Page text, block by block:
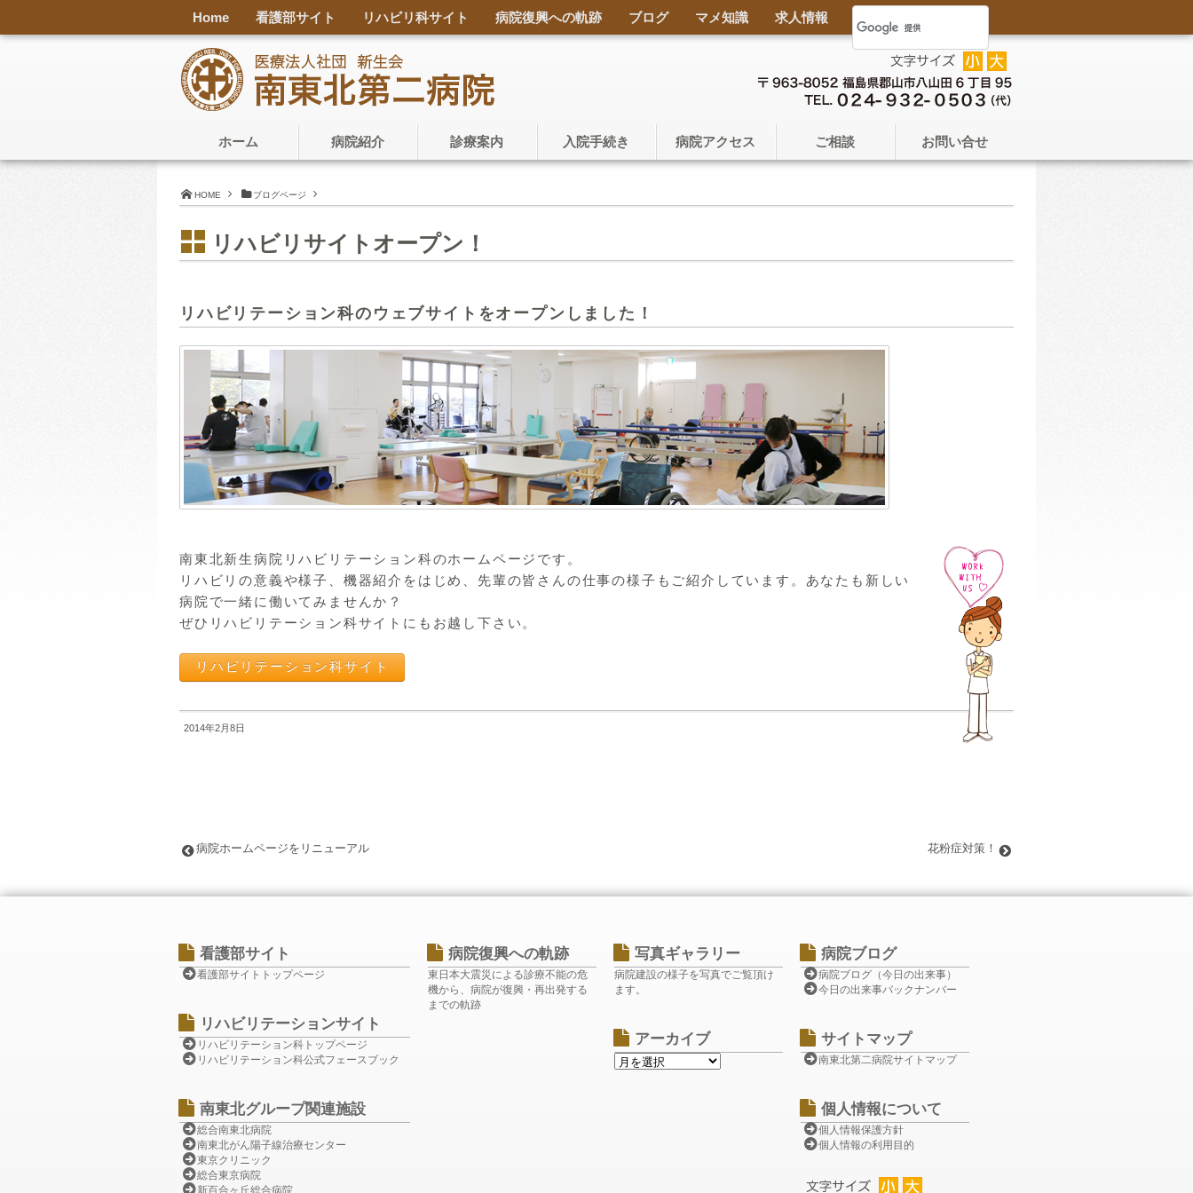
HOME ブログページ
リハビリサイトオープン！
リハビリテーション科のウェブサイトをオープンしました！
南東北新生病院リハビリテーション科のホームページです。
リハビリの意義や様子、機器紹介をはじめ、先輩の皆さんの仕事の様子もご紹介しています。あなたも新しい
病院で一緒に働いてみませんか？
ぜひリハビリテーション科サイトにもお越し下さい。
リハビリテーション科サイト
2014年2月8日
花粉症対策！
病院ホームページをリニューアル
Home 看護部サイト リハビリ科サイト 病院復興への軌跡 ブログ マメ知識 求人情報
ホーム 病院紹介 診療案内 入院手続き 病院アクセス ご相談 お問い合せ
看護部サイト
看護部サイトトップページ
リハビリテーションサイト
リハビリテーション科トップページ
リハビリテーション科公式フェースブック
南東北グループ関連施設
総合南東北病院
南東北がん陽子線治療センター
東京クリニック
総合東京病院
新百合ヶ丘総合病院
病院復興への軌跡
東日本大震災による診療不能の危
機から、病院が復興・再出発する
までの軌跡
写真ギャラリー
病院建設の様子を写真でご覧頂け
ます。
アーカイブ
病院ブログ
病院ブログ（今日の出来事）
今日の出来事バックナンバー
サイトマップ
南東北第二病院サイトマップ
個人情報について
個人情報保護方針
個人情報の利用目的